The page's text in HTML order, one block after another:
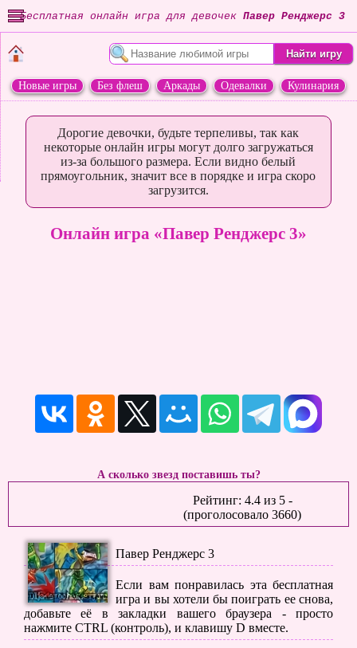
Бесплатная онлайн игра для девочек Павер Ренджерс 3
Новые игры Без флеш Аркады Одевалки
Кулинария
Дорогие девочки, будьте терпеливы, так как
некоторые онлайн игры могут долго загружаться
из-за большого размера. Если видно белый
прямоугольник, значит все в порядке и игра скоро
загрузится.
Онлайн игра «Павер Ренджерс 3»
А сколько звезд поставишь ты?
Рейтинг: 4.4из 5-
(проголосовало 3660)
Павер Ренджерс 3
Если вам понравилась эта бесплатная
игра и вы хотели бы поиграть ее снова,
добавьте её в закладки вашего браузера - просто
нажмите CTRL (контроль), и клавишу D вместе.